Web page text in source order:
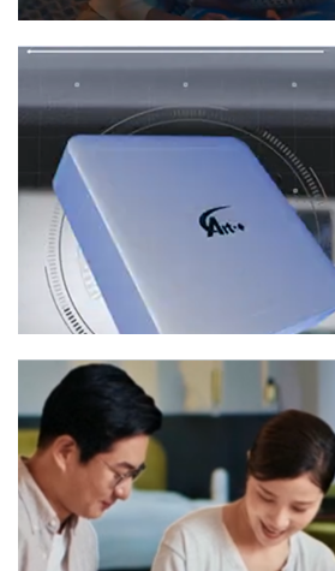
Optoma 投影机
产品宣传片
埃特斯V2X功能演示（车路协同）
产品宣传片